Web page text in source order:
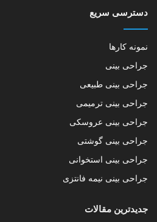
دسترسی سریع
نمونه کارها
جراحی بینی
جراحی بینی طبیعی
جراحی بینی ترمیمی
جراحی بینی عروسکی
جراحی بینی گوشتی
جراحی بینی استخوانی
جراحی بینی نیمه فانتزی
جدیدترین مقالات